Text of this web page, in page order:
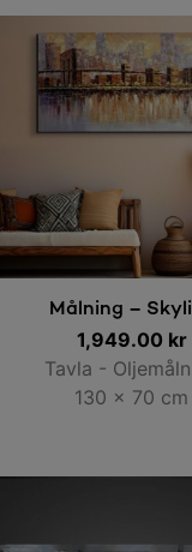
Lägg till i
Målning –
1,949.00 kr
Tavla -
130 x 70 cm